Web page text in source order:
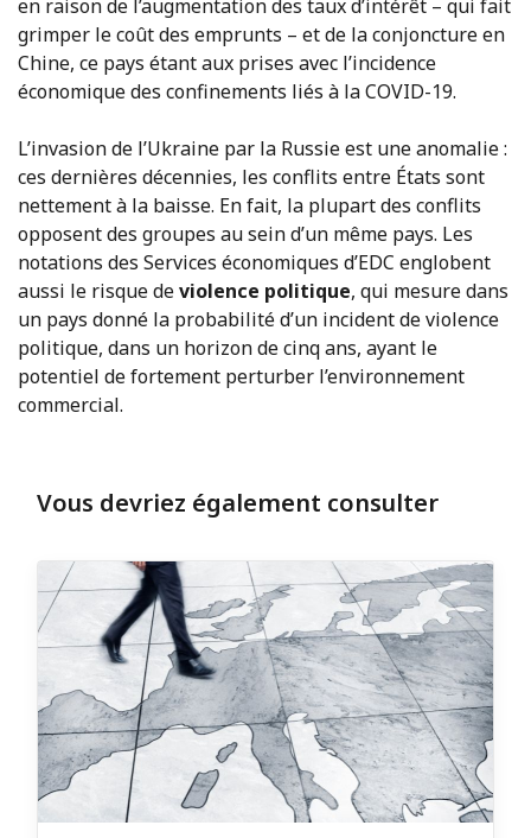
en raison de l’augmentation des taux d’intérêt – qui fait
grimper le coût des emprunts – et de la conjoncture en
Chine, ce pays étant aux prises avec l’incidence
économique des confinements liés à la COVID-19.
L’invasion de l’Ukraine par la Russie est une anomalie :
ces dernières décennies, les conflits entre États sont
nettement à la baisse. En fait, la plupart des conflits
opposent des groupes au sein d’un même pays. Les
notations des Services économiques d’EDC englobent
aussi le risque deviolence politique, qui mesure dans
un pays donné la probabilité d’un incident de violence
politique, dans un horizon de cinq ans, ayant le
potentiel de fortement perturber l’environnement
commercial.
Vous devriez également consulter